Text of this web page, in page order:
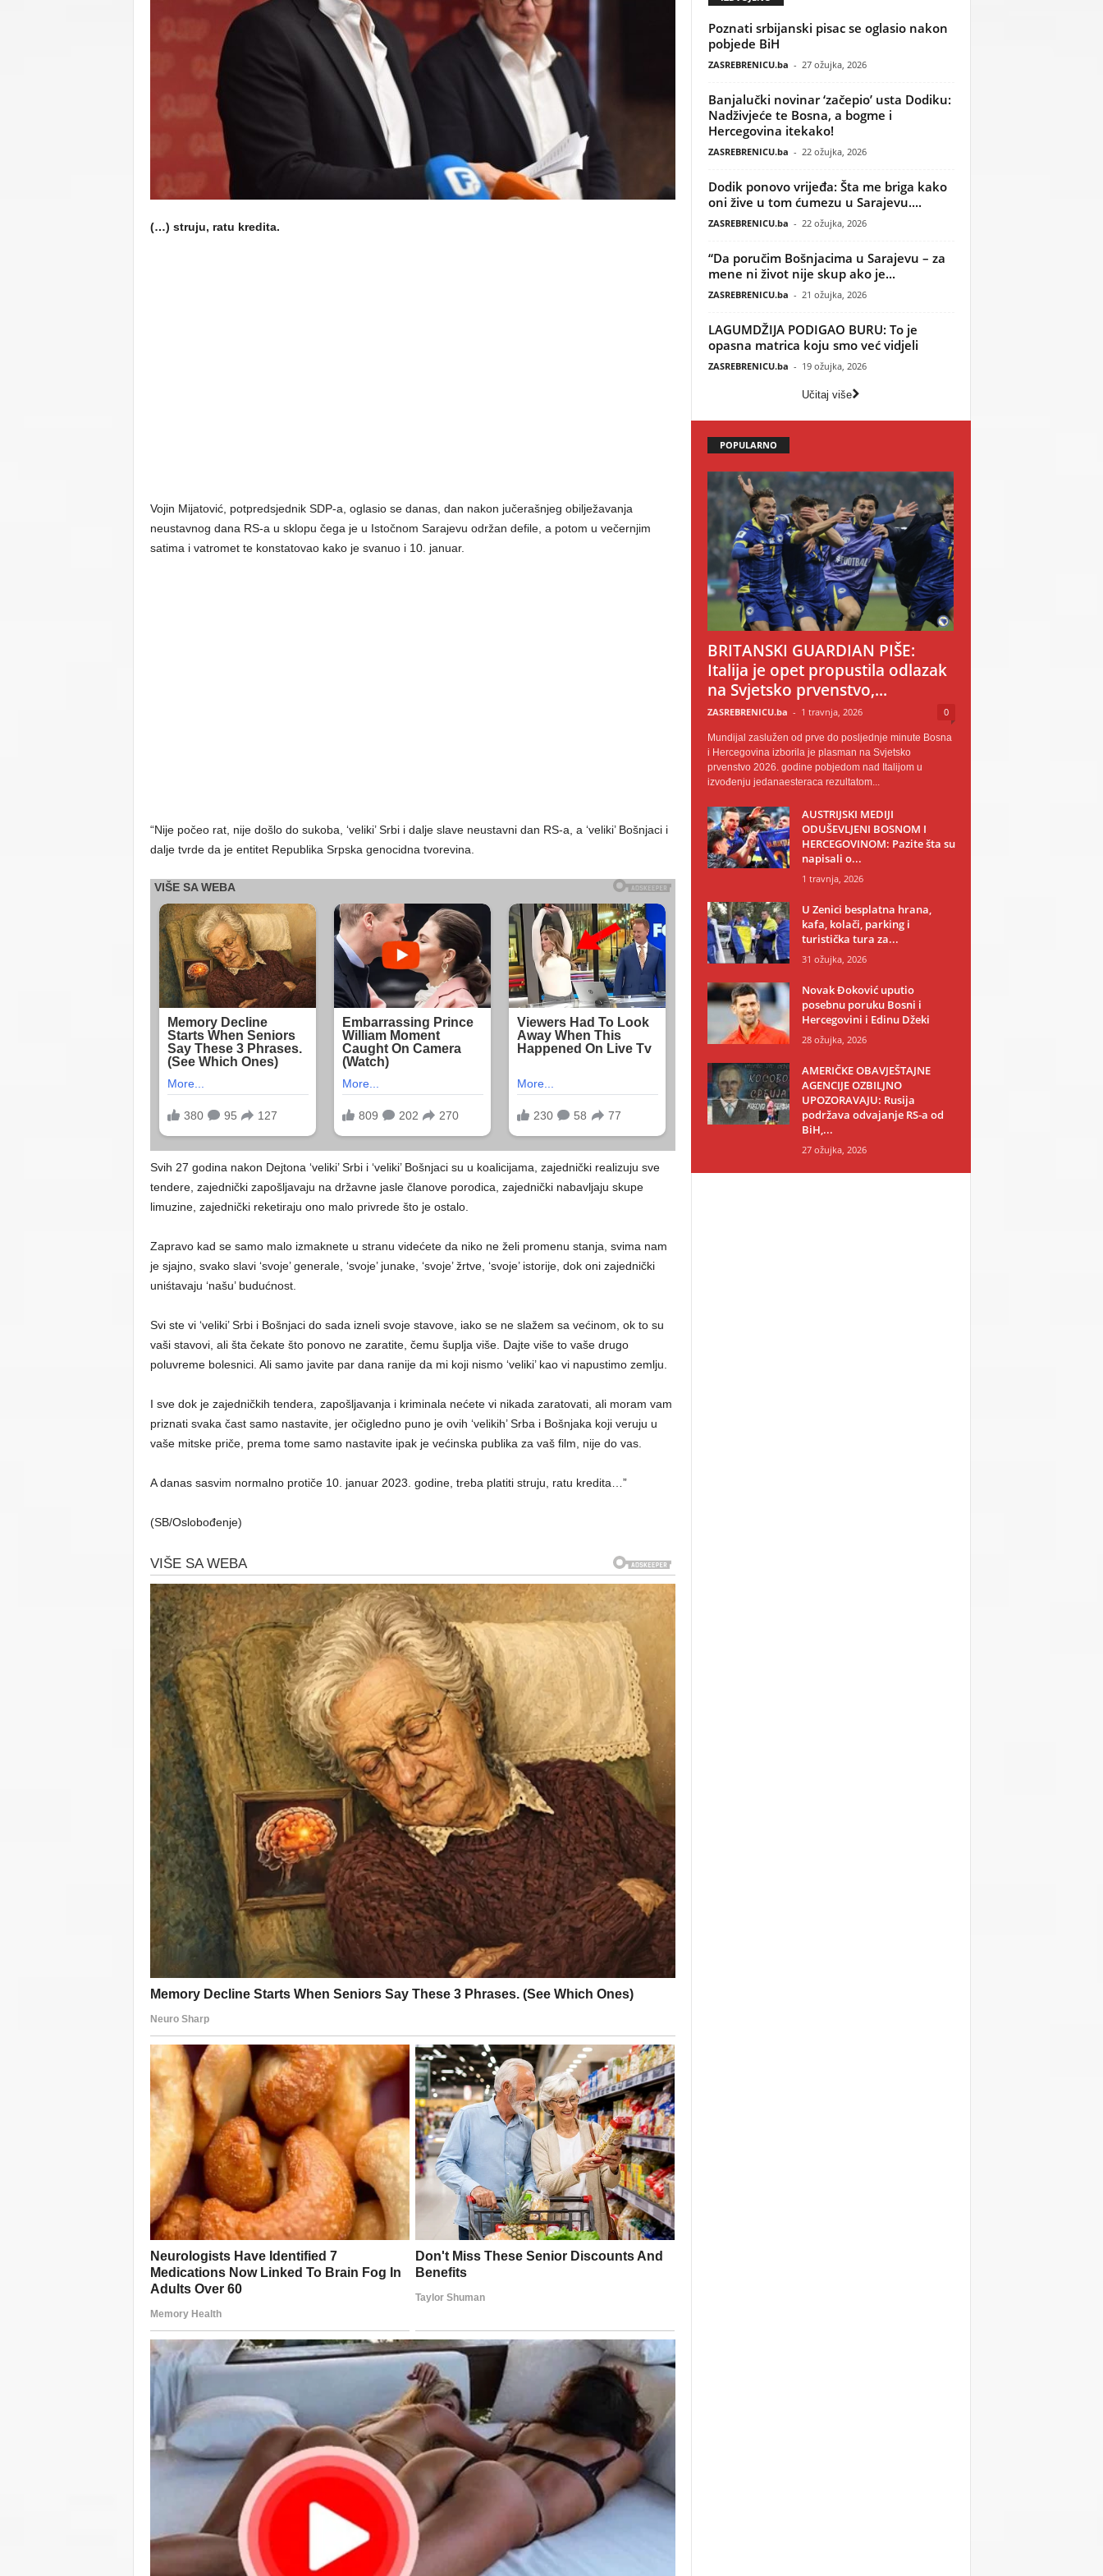
(…) struju, ratu kredita.
Vojin Mijatović, potpredsjednik SDP-a, oglasio se danas, dan nakon jučerašnjeg obilježavanja
neustavnog dana RS-a u sklopu čega je u Istočnom Sarajevu održan defile, a potom u večernjim
satima i vatromet te konstatovao kako je svanuo i 10. januar.
“Nije počeo rat, nije došlo do sukoba, ‘veliki’ Srbi i dalje slave neustavni dan RS-a, a ‘veliki’ Bošnjaci i
dalje tvrde da je entitet Republika Srpska genocidna tvorevina.
Svih 27 godina nakon Dejtona ‘veliki’ Srbi i ‘veliki’ Bošnjaci su u koalicijama, zajednički realizuju sve
tendere, zajednički zapošljavaju na državne jasle članove porodica, zajednički nabavljaju skupe
limuzine, zajednički reketiraju ono malo privrede što je ostalo.
Zapravo kad se samo malo izmaknete u stranu videćete da niko ne želi promenu stanja, svima nam
je sjajno, svako slavi ‘svoje’ generale, ‘svoje’ junake, ‘svoje’ žrtve, ‘svoje’ istorije, dok oni zajednički
uniśtavaju ‘našu’ budućnost.
Svi ste vi ‘veliki’ Srbi i Bošnjaci do sada izneli svoje stavove, iako se ne slažem sa većinom, ok to su
vaši stavovi, ali šta čekate što ponovo ne zaratite, čemu šuplja više. Dajte više to vaše drugo
poluvreme bolesnici. Ali samo javite par dana ranije da mi koji nismo ‘veliki’ kao vi napustimo zemlju.
I sve dok je zajedničkih tendera, zapošljavanja i kriminala nećete vi nikada zaratovati, ali moram vam
priznati svaka čast samo nastavite, jer očigledno puno je ovih ‘velikih’ Srba i Bošnjaka koji veruju u
vaše mitske priče, prema tome samo nastavite ipak je većinska publika za vaš film, nije do vas.
A danas sasvim normalno protiče 10. januar 2023. godine, treba platiti struju, ratu kredita…”
(SB/Oslobođenje)
Poznati srbijanski pisac se oglasio nakon
pobjede BiH
ZASREBRENICU.ba - 27 ožujka, 2026
Banjalučki novinar ‘začepio’ usta Dodiku:
Nadživjeće te Bosna, a bogme i
Hercegovina itekako!
ZASREBRENICU.ba - 22 ožujka, 2026
Dodik ponovo vrijeđa: Šta me briga kako
oni žive u tom ćumezu u Sarajevu....
ZASREBRENICU.ba - 22 ožujka, 2026
“Da poručim Bošnjacima u Sarajevu – za
mene ni život nije skup ako je...
ZASREBRENICU.ba - 21 ožujka, 2026
LAGUMDŽIJA PODIGAO BURU: To je
opasna matrica koju smo već vidjeli
ZASREBRENICU.ba - 19 ožujka, 2026
Učitaj više
POPULARNO
BRITANSKI GUARDIAN PIŠE:
Italija je opet propustila odlazak
na Svjetsko prvenstvo,...
ZASREBRENICU.ba - 1 travnja, 2026 0
Mundijal zaslužen od prve do posljednje minute Bosna
i Hercegovina izborila je plasman na Svjetsko
prvenstvo 2026. godine pobjedom nad Italijom u
izvođenju jedanaesteraca rezultatom...
AUSTRIJSKI MEDIJI
ODUŠEVLJENI BOSNOM I
HERCEGOVINOM: Pazite šta su
napisali o...
1 travnja, 2026
U Zenici besplatna hrana,
kafa, kolači, parking i
turistička tura za...
31 ožujka, 2026
Novak Đoković uputio
posebnu poruku Bosni i
Hercegovini i Edinu Džeki
28 ožujka, 2026
AMERIČKE OBAVJEŠTAJNE
AGENCIJE OZBILJNO
UPOZORAVAJU: Rusija
podržava odvajanje RS-a od
BiH,...
27 ožujka, 2026